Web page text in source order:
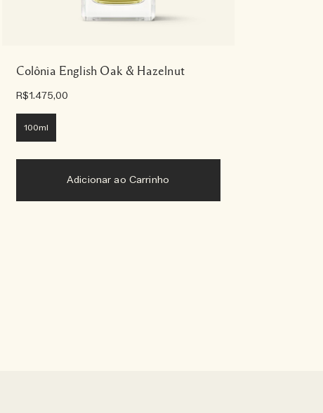
Colônia English Oak & Hazelnut
R$1.475,00
100ml
Adicionar ao Carrinho